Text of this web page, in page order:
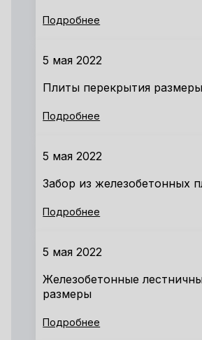
Подробнее
5 мая 2022
Плиты перекрытия размеры
Подробнее
5 мая 2022
Забор из железобетонных
Подробнее
5 мая 2022
Железобетонные
размеры
Подробнее